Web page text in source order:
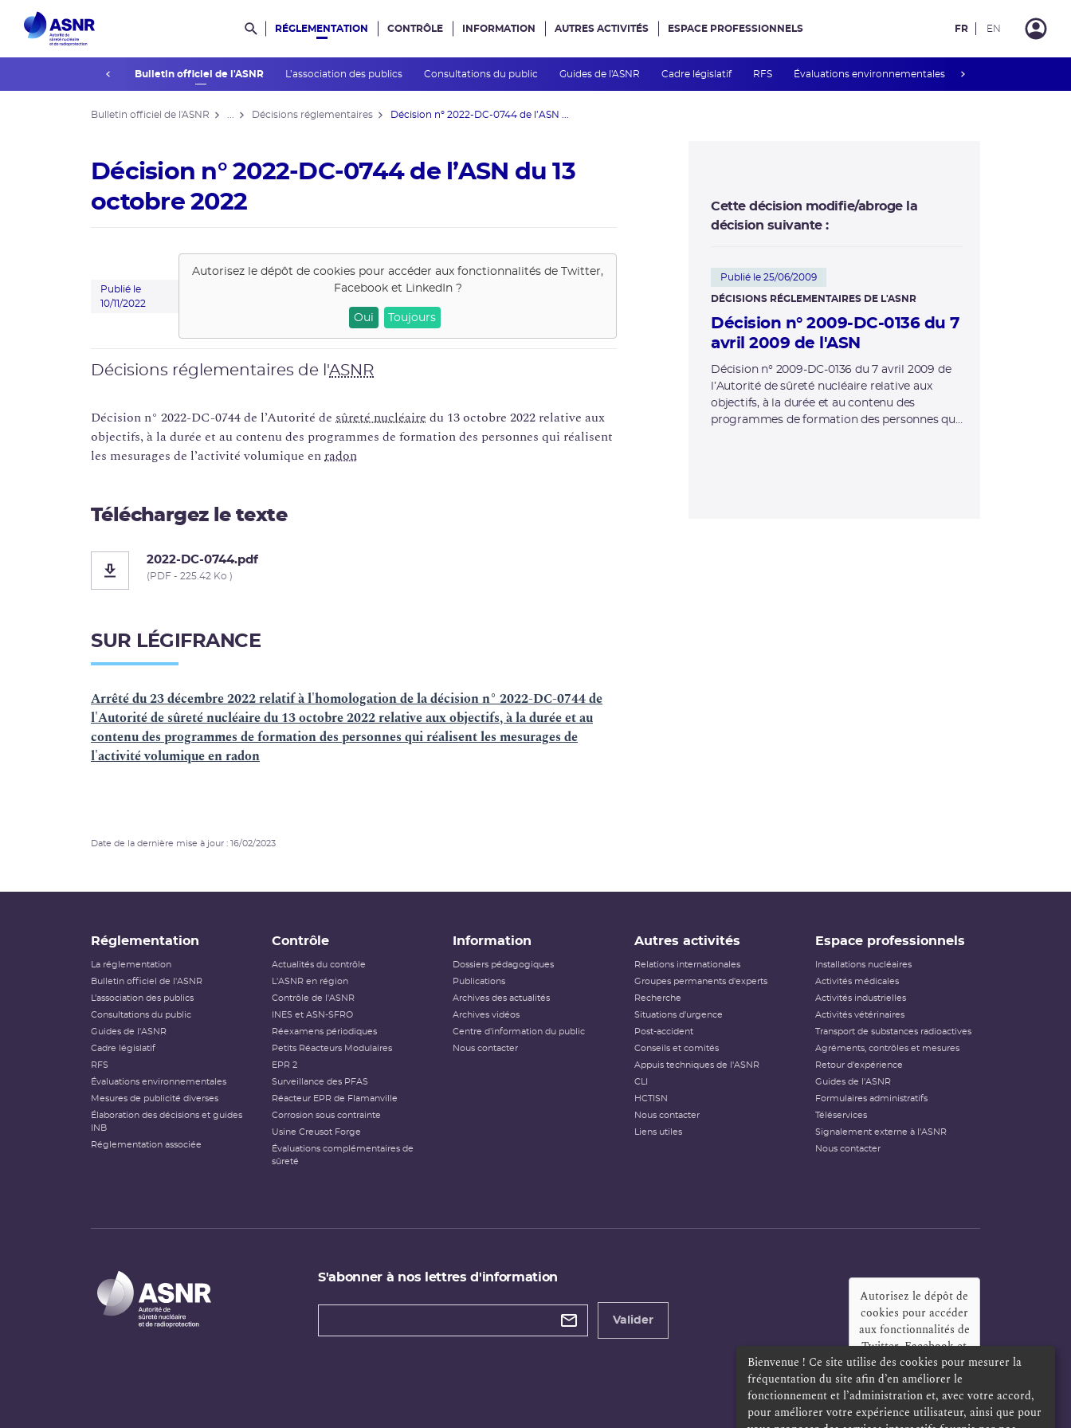
Rechercher dans le site
RÉGLEMENTATION
La réglementation Bulletin officiel de l'ASNR L’association des publics Consultations du public Guides de l'ASNR Cadre législatif RFS Évaluations environnementales
CONTRÔLE INFORMATION AUTRES ACTIVITÉS ESPACE PROFESSIONNELS FR EN
Bulletin officiel de l'ASNR Décisions réglementaires Décision n° 2022-DC-0744 de l’ASN ...
Décision n° 2022-DC-0744 de l’ASN du 13
octobre 2022
Publié le
10/11/2022
Autorisez le dépôt de cookies pour accéder aux fonctionnalités de
Twitter,
Facebook et LinkedIn?
Oui Toujours
Décisions réglementaires de l'ASNR
Décision n° 2022-DC-0744 de l’Autorité de sûreté nucléaire du 13 octobre 2022 relative aux
objectifs, à la durée et au contenu des programmes de formation des personnes qui réalisent
les mesurages de l’activité volumique enradon
Téléchargez le texte
2022-DC-0744.pdf
(PDF - 225.42 Ko )
SUR LÉGIFRANCE
Arrêté du 23 décembre 2022 relatif à l'homologation de la décision n° 2022-DC-0744 de
l'Autorité de sûreté nucléaire du 13 octobre 2022 relative aux objectifs, à la durée et au
contenu des programmes de formation des personnes qui réalisent les mesurages de
l'activité volumique en radon
Date de la dernière mise à jour : 16/02/2023
Cette décision modifie/abroge la
décision suivante :
Publié le 25/06/2009
DÉCISIONS RÉGLEMENTAIRES DE L'ASNR
Décision n° 2009-DC-0136 du 7
avril 2009 de l'ASN
Décision n° 2009-DC-0136 du 7 avril 2009 de
l’Autorité de sûreté nucléaire relative aux
objectifs, à la durée et au contenu des
programmes de formation des personnes qui
Réglementation
La réglementation
Bulletin officiel de l'ASNR
L’association des publics
Consultations du public
Guides de l'ASNR
Cadre législatif
RFS
Évaluations environnementales
Mesures de publicité diverses
Élaboration des décisions et guides
INB
Réglementation associée
Contrôle
Actualités du contrôle
L'ASNR en région
Contrôle de l'ASNR
INES et ASN-SFRO
Réexamens périodiques
Petits Réacteurs Modulaires
EPR 2
Surveillance des PFAS
Réacteur EPR de Flamanville
Corrosion sous contrainte
Usine Creusot Forge
Évaluations complémentaires de
sûreté
Information
Dossiers pédagogiques
Publications
Archives des actualités
Archives vidéos
Centre d'information du public
Nous contacter
Autres activités
Relations internationales
Groupes permanents d'experts
Recherche
Situations d'urgence
Post-accident
Conseils et comités
Appuis techniques de l'ASNR
CLI
HCTISN
Nous contacter
Liens utiles
Espace professionnels
Installations nucléaires
Activités médicales
Activités industrielles
Activités vétérinaires
Transport de substances radioactives
Agréments, contrôles et mesures
Retour d'expérience
Guides de l'ASNR
Formulaires administratifs
Téléservices
Signalement externe à l'ASNR
Nous contacter
S'abonner à nos lettres d'information
Types de
Valider
Autorisez le dépôt de
cookies pour accéder
aux fonctionnalités de
Twitter, Facebook et
LinkedIn?
Oui
Toujours
Bienvenue ! Ce site utilise des cookies pour mesurer la
fréquentation du site afin d’en améliorer le
fonctionnement et l’administration et, avec votre accord,
pour améliorer votre expérience utilisateur, ainsi que pour